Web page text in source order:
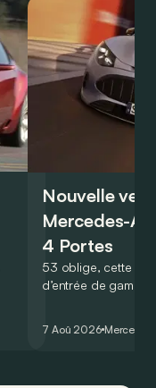
Nouvelle
Mercedes-
4 Portes
53 oblige, cette
d’entrée de
moins…
7 Aoû 2026 Mercedes